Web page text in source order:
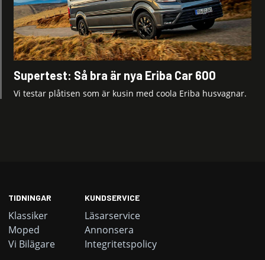
Supertest: Så bra är nya Eriba Car 600
Vi testar plåtisen som är kusin med coola Eriba husvagnar.
TIDNINGAR
Klassiker
Moped
Vi Bilägare
KUNDSERVICE
Läsarservice
Annonsera
Integritetspolicy